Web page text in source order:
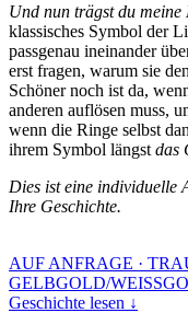
Und nun trägst du
klassisches Symbol der
passgenau ineinander
erst fragen, warum sie
Schöner noch ist da,
anderen auflösen muss,
wenn die Ringe selbst
ihrem Symbol längst das
Dies ist eine individuelle
Ihre Geschichte.
AUF ANFRAGE ·
GELBGOLD/
Geschichte lesen ↓